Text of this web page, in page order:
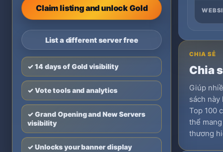
Claim listing and unlock Gold
List a different server free
✓ 14 days of Gold visibility
✓ Vote tools and analytics
✓ Grand Opening and New Servers
visibility
✓ Unlocks your banner display
CHIA SẺ
Chia
Giúp
sách này
Top 100
thể
thương